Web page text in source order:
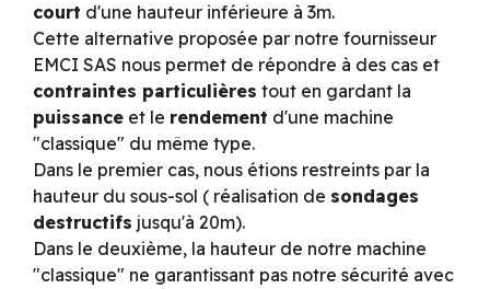
court d'une hauteur inférieure à 3m.
Cette alternative proposée par notre fournisseur
EMCI SAS nous permet de répondre à des cas et
contraintes particulières tout en gardant la
puissance et le rendement d'une machine
"classique" du même type.
Dans le premier cas, nous étions restreints par la
hauteur du sous-sol ( réalisation de sondages
destructifs jusqu'à 20m).
Dans le deuxième, la hauteur de notre machine
"classique" ne garantissant pas notre sécurité avec